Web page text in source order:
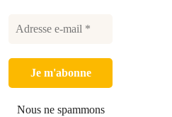
Nous ne spammons